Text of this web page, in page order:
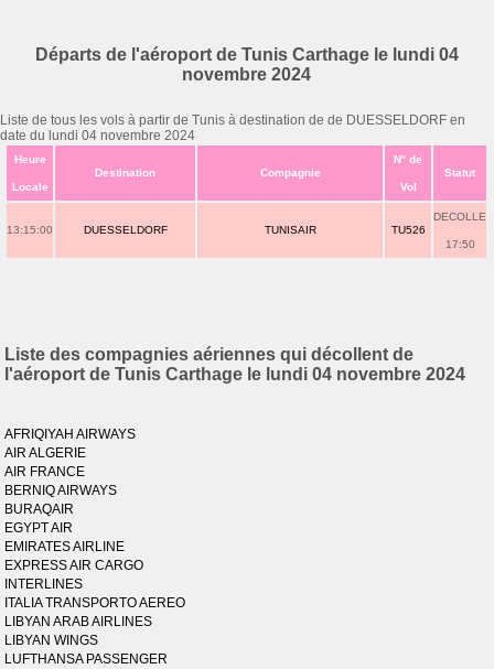
Départs de l'aéroport de Tunis Carthage le lundi 04
novembre 2024
Liste de tous les vols à partir de Tunis à destination de de DUESSELDORF en
date du lundi 04 novembre 2024
Heure
Locale
Destination Compagnie
N° de
Vol
Statut
13:15:00 DUESSELDORF TUNISAIR TU526
DECOLLE
17:50
Liste des compagnies aériennes qui décollent de
l'aéroport de Tunis Carthage le lundi 04 novembre 2024
AFRIQIYAH AIRWAYS
AIR ALGERIE
AIR FRANCE
BERNIQ AIRWAYS
BURAQAIR
EGYPT AIR
EMIRATES AIRLINE
EXPRESS AIR CARGO
INTERLINES
ITALIA TRANSPORTO AEREO
LIBYAN ARAB AIRLINES
LIBYAN WINGS
LUFTHANSA PASSENGER